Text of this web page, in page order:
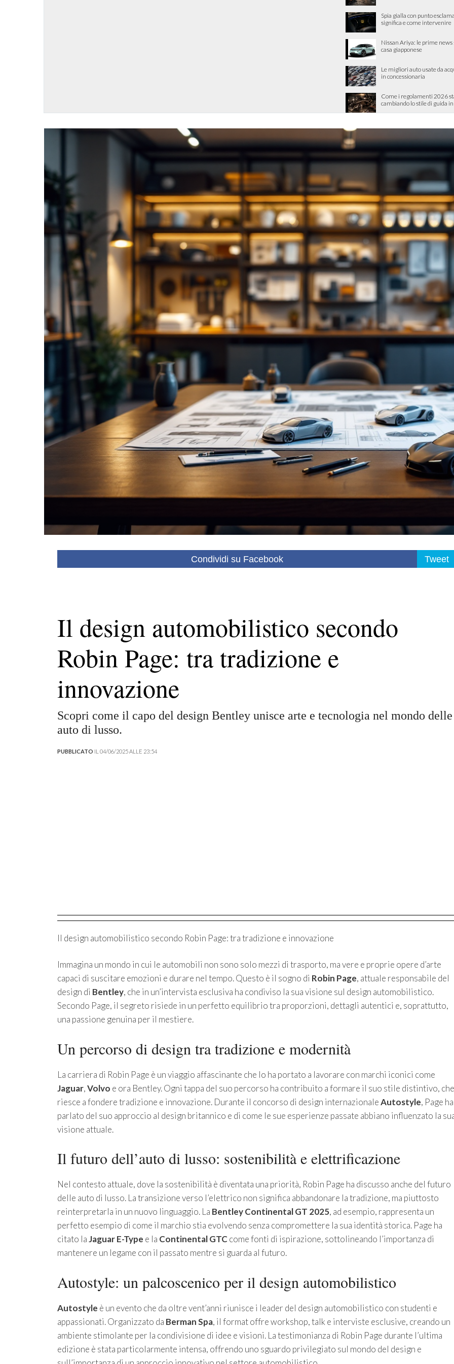
Spia gialla con punto
significa e come intervenire
Nissan Ariya: le prime news
casa giapponese
Le migliori auto usate da
in concessionaria
Come i regolamenti 2026
cambiando lo stile di guida
Condividi su Facebook Tweet
Il design automobilistico secondo
Robin Page: tra tradizione e
innovazione
Scopri come il capo del design Bentley unisce arte e tecnologia nel mondo delle
auto di lusso.
PUBBLICATO IL 04/06/2025 ALLE 23:54
Il design automobilistico secondo Robin Page: tra tradizione e innovazione
Immagina un mondo in cui le automobili non sono solo mezzi di trasporto, ma vere e proprie opere d’arte
capaci di suscitare emozioni e durare nel tempo. Questo è il sogno di Robin Page, attuale responsabile del
design di Bentley, che in un’intervista esclusiva ha condiviso la sua visione sul design automobilistico.
Secondo Page, il segreto risiede in un perfetto equilibrio tra proporzioni, dettagli autentici e, soprattutto,
una passione genuina per il mestiere.
Un percorso di design tra tradizione e modernità
La carriera di Robin Page è un viaggio affascinante che lo ha portato a lavorare con marchi iconici come
Jaguar,Volvo e ora Bentley. Ogni tappa del suo percorso ha contribuito a formare il suo stile distintivo, che
riesce a fondere tradizione e innovazione. Durante il concorso di design internazionaleAutostyle, Page ha
parlato del suo approccio al design britannico e di come le sue esperienze passate abbiano influenzato la
visione attuale.
Il futuro dell’auto di lusso: sostenibilità e elettrificazione
Nel contesto attuale, dove la sostenibilità è diventata una priorità, Robin Page ha discusso anche del futuro
delle auto di lusso. La transizione verso l’elettrico non significa abbandonare la tradizione, ma piuttosto
reinterpretarla in un nuovo linguaggio. La Bentley Continental GT 2025, ad esempio, rappresenta un
perfetto esempio di come il marchio stia evolvendo senza compromettere la sua identità storica. Page ha
citato laJaguar E-Type e la Continental GTC come fonti di ispirazione, sottolineando l’importanza di
mantenere un legame con il passato mentre si guarda al futuro.
Autostyle: un palcoscenico per il design automobilistico
Autostyle è un evento che da oltre vent’anni riunisce i leader del design automobilistico con studenti e
appassionati. Organizzato da Berman Spa, il format offre workshop, talk e interviste esclusive, creando un
ambiente stimolante per la condivisione di idee e visioni. La testimonianza di Robin Page durante l’ultima
edizione è stata particolarmente intensa, offrendo uno sguardo privilegiato sul mondo del design e